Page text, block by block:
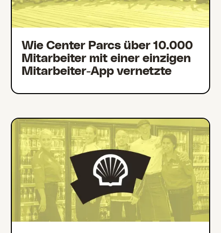
Wie Center Parcs über 10.000
Mitarbeiter mit einer einzigen
Mitarbeiter-App vernetzte